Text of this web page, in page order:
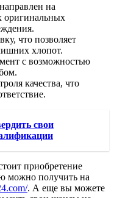
на
оригинальных
что позволяет
хлопот.
с возможностью
качества, что
свои
приобретение
можно получить на
. А еще вы можете